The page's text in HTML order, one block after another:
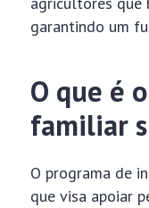
garantindo um
O que é
familiar
O programa de
que visa apoiar